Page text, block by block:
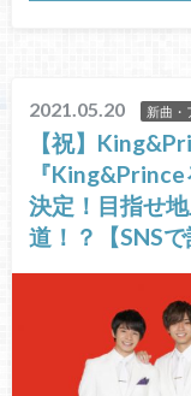
2021.05.20 新曲・
【祝】
『
決定！目指せ
道！？【SNSで